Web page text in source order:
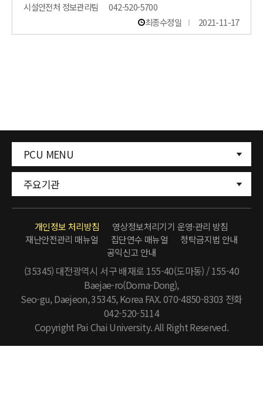
시설안전처 정보관리팀
042-520-5700
최종수정일
2021-11-17
PCU MENU
주요기관
개인정보 처리방침
영상정보처리기기 운영·관리 방침
재난안전관리 매뉴얼
집단연수 매뉴얼
청탁금지법 안내
공익신고 안내
(35345) 대전광역시 서구 배재로 155-40(도마동) / 155-40
Baejae-ro(Doma-Dong),
Seo-gu, Daejeon, 35345, Korea FAX. 070-4850-8303 전화
042-520-5114
Copyright Pai Chai University. All Right Reserved.